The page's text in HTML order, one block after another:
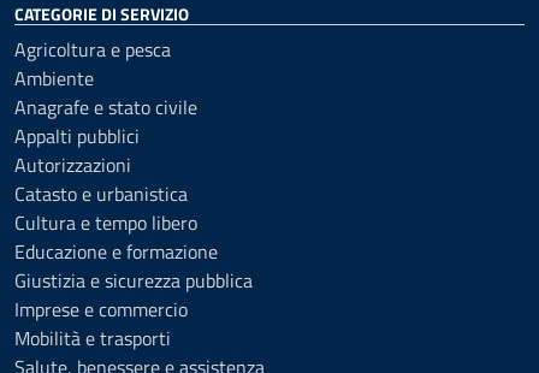
CATEGORIE DI SERVIZIO
Agricoltura e pesca
Ambiente
Anagrafe e stato civile
Appalti pubblici
Autorizzazioni
Catasto e urbanistica
Cultura e tempo libero
Educazione e formazione
Giustizia e sicurezza pubblica
Imprese e commercio
Mobilità e trasporti